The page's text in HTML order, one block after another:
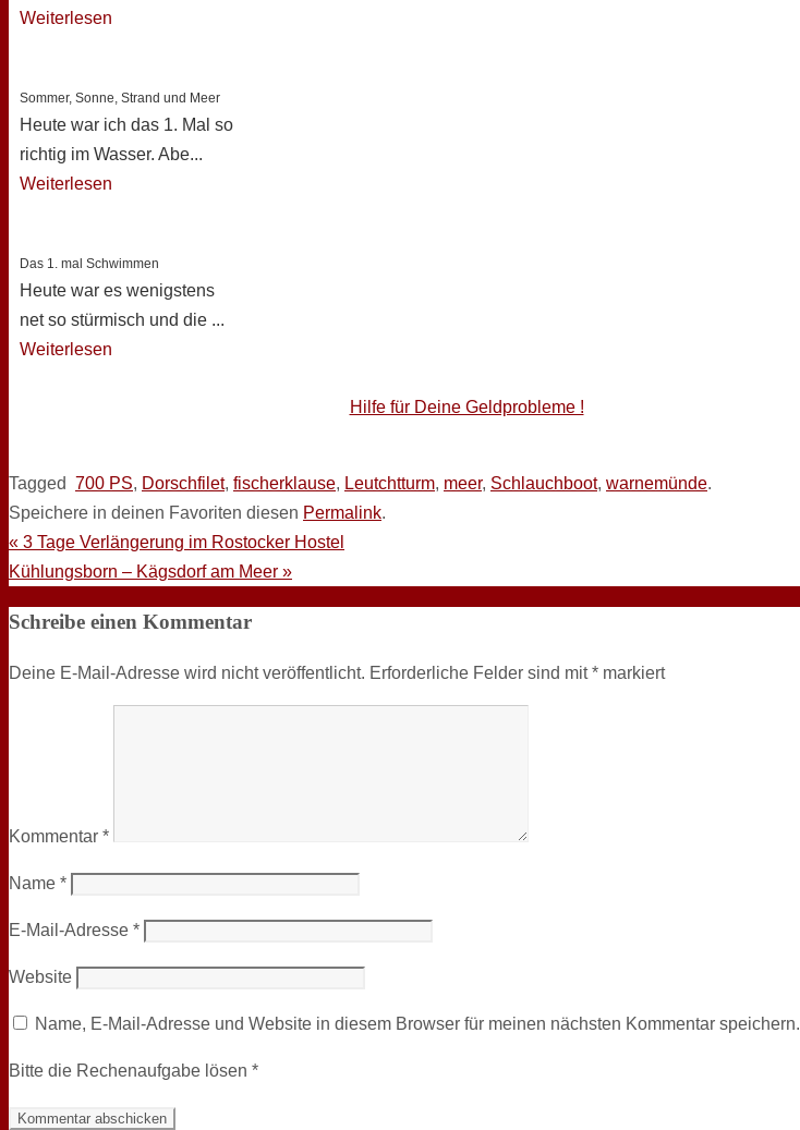
Weiterlesen
Sommer, Sonne, Strand und Meer
Heute war ich das 1. Mal so
richtig im Wasser. Abe...
Weiterlesen
Das 1. mal Schwimmen
Heute war es wenigstens
net so stürmisch und die ...
Weiterlesen
Hilfe für Deine Geldprobleme !
Tagged 700 PS, Dorschfilet, fischerklause, Leutchtturm, meer, Schlauchboot, warnemünde.
Speichere in deinen Favoriten diesen Permalink.
« 3 Tage Verlängerung im Rostocker Hostel
Kühlungsborn – Kägsdorf am Meer »
Schreibe einen Kommentar
Deine E-Mail-Adresse wird nicht veröffentlicht. Erforderliche Felder sind mit* markiert
Kommentar *
Name *
E-Mail-Adresse *
Website
Name, E-Mail-Adresse und Website in diesem Browser für meinen nächsten Kommentar speichern.
Bitte die Rechenaufgabe lösen *